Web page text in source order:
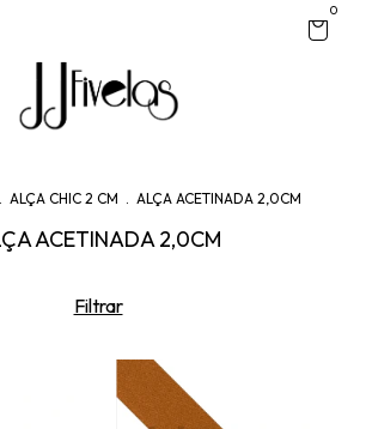
0
. ALÇA CHIC 2 CM . ALÇA ACETINADA 2,0CM
ACETINADA 2,0CM
Filtrar